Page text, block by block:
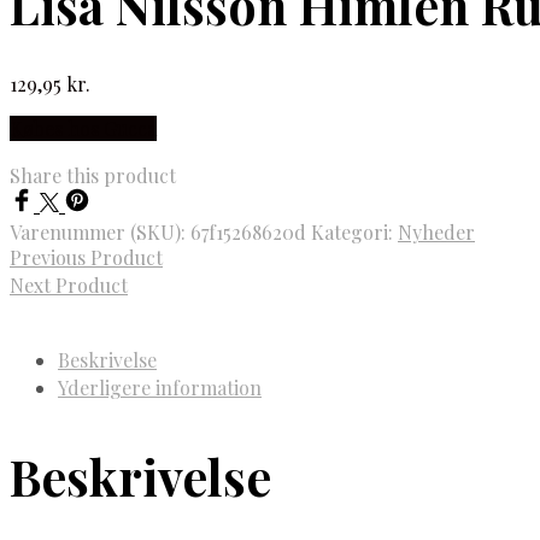
129,95 kr.
Share this product
Varenummer (SKU): 67f15268620d Kategori: Nyheder
Previous Product
Next Product
Beskrivelse
Yderligere information
Beskrivelse